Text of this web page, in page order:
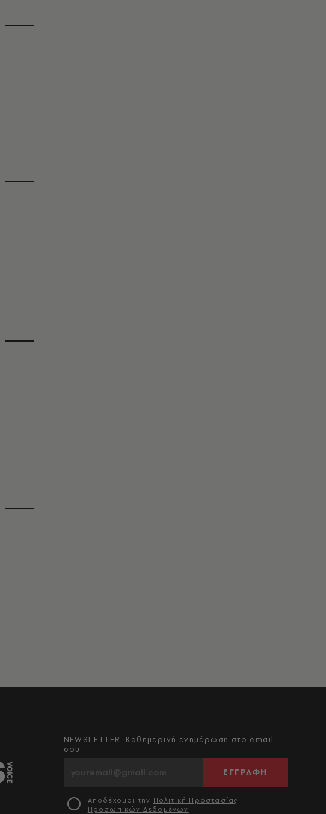
NEWSLETTER: Καθημερινή ενημέρωση στο email
σου
ΕΓΓΡΑΦΗ
Αποδέχομαι την Πολιτική Προστασίας
Προσωπικών Δεδομένων